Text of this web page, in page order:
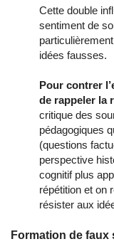
Cette double
sentiment de
idées fausses.
Pour contrer
de rappeler la
critique des
pédagogiques
(questions
perspective
cognitif plus
répétition et on
résister aux
Formation de